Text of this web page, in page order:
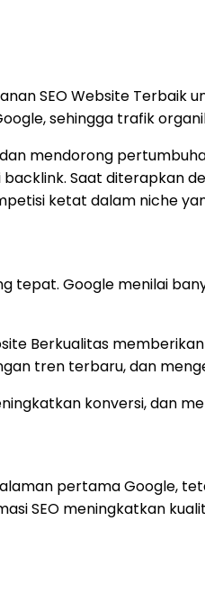
SEO Website
sehingga trafik
mendorong
Saat diterapkan
ketat dalam niche
tepat. Google menilai
Berkualitas
tren terbaru, dan
konversi, dan
pertama Google,
SEO meningkatkan